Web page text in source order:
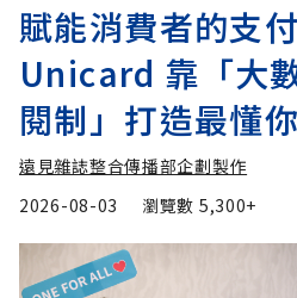
賦能消費者的支
Unicard 靠「大
閱制」打造最懂
遠見雜誌整合傳播部企劃製作
2026-08-03
瀏覽數 5,300+